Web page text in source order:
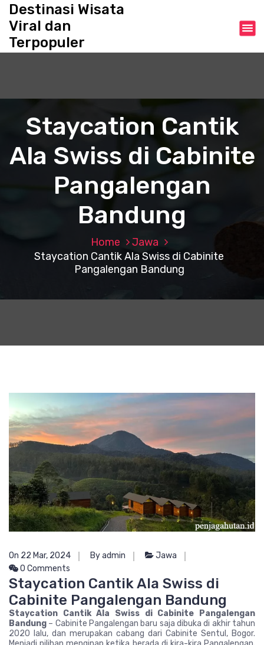
o
Destinasi Wisata
Viral dan
Terpopuler
Staycation Cantik
Ala Swiss di Cabinite
Pangalengan
Bandung
Home
Jawa
Staycation Cantik Ala Swiss di Cabinite
Pangalengan Bandung
On 22 Mar, 2024 By admin
Jawa
0 Comments
Staycation Cantik Ala Swiss di
Cabinite Pangalengan Bandung
Staycation Cantik Ala Swiss di Cabinite Pangalengan
Bandung – Cabinite Pangalengan baru saja dibuka di akhir tahun
2020 lalu, dan merupakan cabang dari Cabinite Sentul, Bogor.